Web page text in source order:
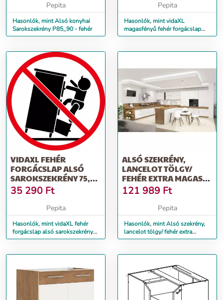
Pepita
Hasonlók, mint Alsó konyhai
Sarokszekrény P85_90 - fehér
Pepita
Hasonlók, mint vidaXL
magasfényű fehér forgácslap
alsó sarokszekrény
VIDAXL FEHÉR
FORGÁCSLAP ALSÓ
SAROKSZEKRÉNY 75,5 X
75,5 X 80,5 CM
35 290 Ft
Pepita
Hasonlók, mint vidaXL fehér
forgácslap alsó sarokszekrény
75,5 x 75,5 x 80,5 cm
ALSÓ SZEKRÉNY,
LANCELOT TÖLGY/
FEHÉR EXTRA MAGAS
FÉNYŰ HG, VEGA D...
121 989 Ft
Pepita
Hasonlók, mint Alsó szekrény,
lancelot tölgy/ fehér extra
magas fényű HG, VEGA D...